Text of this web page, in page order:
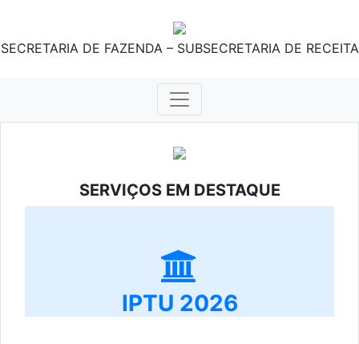
SECRETARIA DE FAZENDA – SUBSECRETARIA DE RECEITA
SERVIÇOS EM DESTAQUE
IPTU 2026